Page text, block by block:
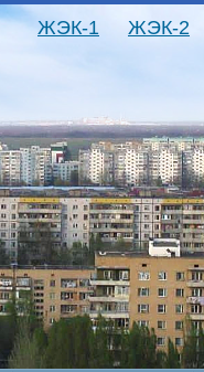
ЖЭК-1 ЖЭК-2